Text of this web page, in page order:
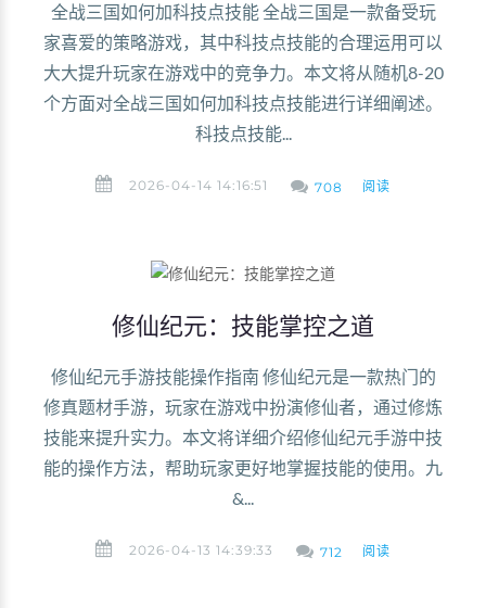
全战三国如何加科技点技能 全战三国是一款备受玩
家喜爱的策略游戏，其中科技点技能的合理运用可以
大大提升玩家在游戏中的竞争力。本文将从随机8-20
个方面对全战三国如何加科技点技能进行详细阐述。
科技点技能...
2026-04-14 14:16:51 708 阅读
修仙纪元：技能掌控之道
修仙纪元手游技能操作指南 修仙纪元是一款热门的
修真题材手游，玩家在游戏中扮演修仙者，通过修炼
技能来提升实力。本文将详细介绍修仙纪元手游中技
能的操作方法，帮助玩家更好地掌握技能的使用。九
&...
2026-04-13 14:39:33 712 阅读